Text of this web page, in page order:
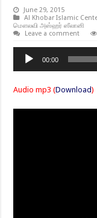
June 29, 2015
Al Khobar Islamic
மௌலவி அஸ்ஹர் ஸீலானி
Leave a comment
Audio
Player
00:00
Audio mp3 (Download)